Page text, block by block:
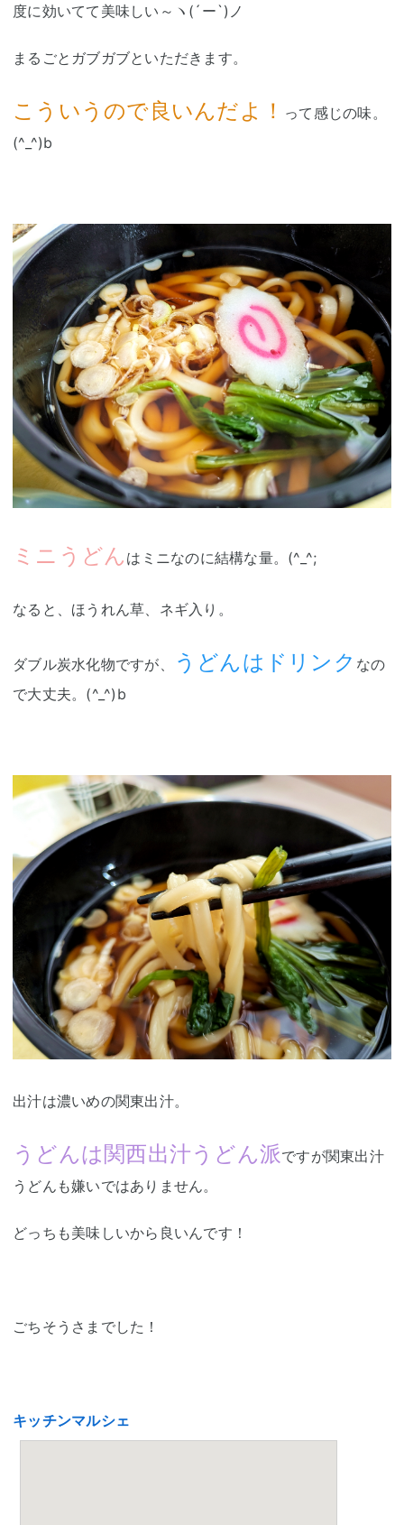
度に効いてて美味しい～ヽ(´ー`)ノ
まるごとガブガブといただきます。
こういうので良いんだよ！ って感じの味。
(^_^)b
ミニうどん はミニなのに結構な量。(^_^;
なると、ほうれん草、ネギ入り。
ダブル炭水化物ですが、 うどんはドリンク なの
で大丈夫。(^_^)b
出汁は濃いめの関東出汁。
うどんは関西出汁うどん派ですが関東出汁
うどんも嫌いではありません。
どっちも美味しいから良いんです！
ごちそうさまでした！
キッチンマルシェ